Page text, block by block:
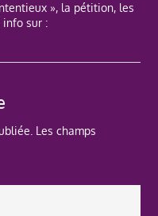
», la pétition, les
info sur :
Les champs